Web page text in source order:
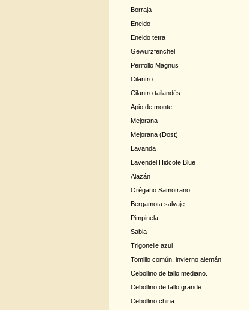
Borraja
Eneldo
Eneldo tetra
Gewürzfenchel
Perifollo Magnus
Cilantro
Cilantro tailandés
Apio de monte
Mejorana
Mejorana (Dost)
Lavanda
Lavendel Hidcote Blue
Alazán
Orégano Samotrano
Bergamota salvaje
Pimpinela
Sabia
Trigonelle azul
Tomillo común, invierno alemán
Cebollino de tallo mediano.
Cebollino de tallo grande.
Cebollino china